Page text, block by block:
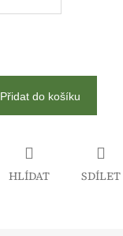
Přidat do košíku
HLÍDAT SDÍLET